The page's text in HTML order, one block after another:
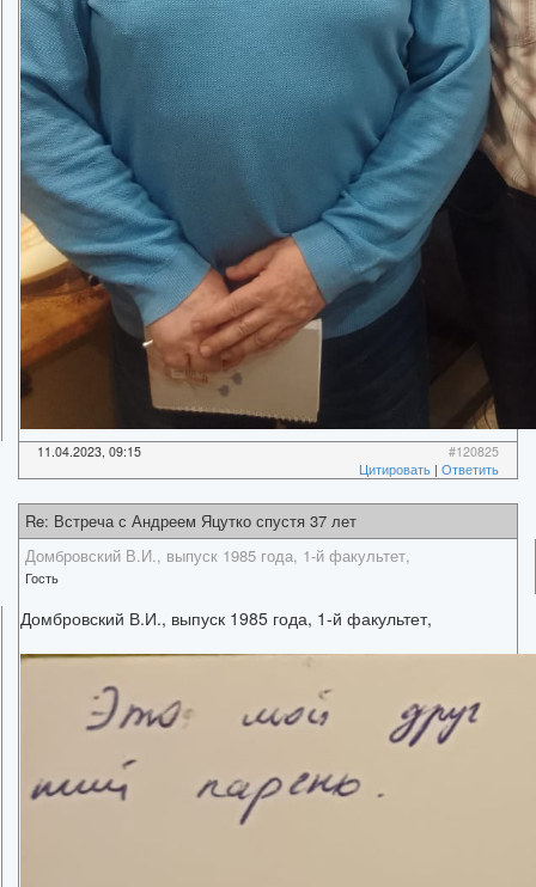
11.04.2023, 09:15
#120825
Цитировать | Ответить
Re: Встреча с Андреем Яцутко спустя 37 лет
Домбровский В.И., выпуск 1985 года, 1-й факультет,
Гость
Домбровский В.И., выпуск 1985 года, 1-й факультет,